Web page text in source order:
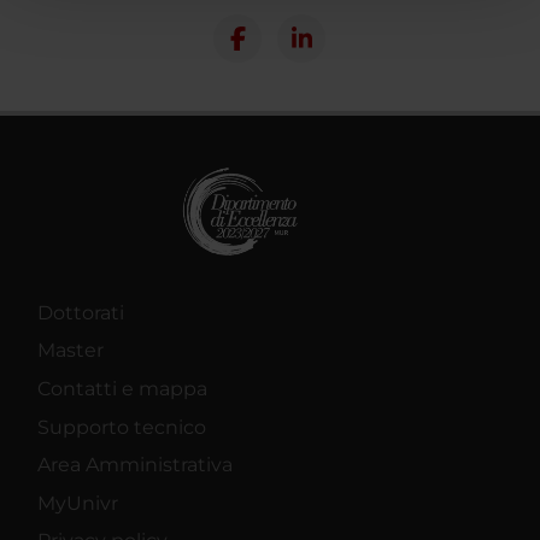
con altre informazioni che hai fornito loro o che hanno
Dottorati
Master
Contatti e mappa
Supporto tecnico
Area Amministrativa
MyUnivr